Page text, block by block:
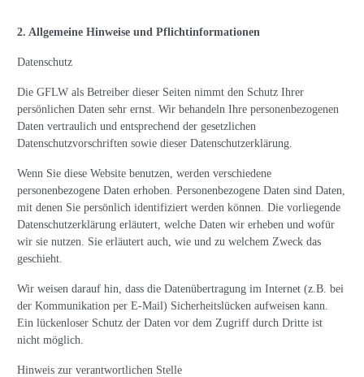
2. Allgemeine Hinweise und Pflichtinformationen
Datenschutz
Die GFLW als Betreiber dieser Seiten nimmt den Schutz Ihrer
persönlichen Daten sehr ernst. Wir behandeln Ihre personenbezogenen
Daten vertraulich und entsprechend der gesetzlichen
Datenschutzvorschriften sowie dieser Datenschutzerklärung.
Wenn Sie diese Website benutzen, werden verschiedene
personenbezogene Daten erhoben. Personenbezogene Daten sind Daten,
mit denen Sie persönlich identifiziert werden können. Die vorliegende
Datenschutzerklärung erläutert, welche Daten wir erheben und wofür
wir sie nutzen. Sie erläutert auch, wie und zu welchem Zweck das
geschieht.
Wir weisen darauf hin, dass die Datenübertragung im Internet (z.B. bei
der Kommunikation per E-Mail) Sicherheitslücken aufweisen kann.
Ein lückenloser Schutz der Daten vor dem Zugriff durch Dritte ist
nicht möglich.
Hinweis zur verantwortlichen Stelle